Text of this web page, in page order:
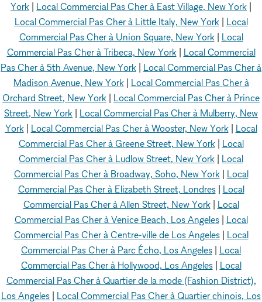
York
Local Commercial Pas Cher à East Village, New York
Local Commercial Pas Cher à Little Italy, New York| Local
Commercial Pas Cher à Union Square, New York| Local
Commercial Pas Cher à Tribeca, New York| Local Commercial
Pas Cher à 5th Avenue, New York
Local Commercial Pas Cher à
Madison Avenue, New York| Local Commercial Pas Cher à
Orchard Street, New York
Local Commercial Pas Cher à Prince
Street, New York
Local Commercial Pas Cher à Mulberry, New
York| Local Commercial Pas Cher à Wooster, New York| Local
Commercial Pas Cher à Greene Street, New York| Local
Commercial Pas Cher à Ludlow Street, New York
Local
Commercial Pas Cher à Broadway, Soho, New York| Local
Commercial Pas Cher à Elizabeth Street, Londres| Local
Commercial Pas Cher à Allen Street, New York| Local
Commercial Pas Cher à Venice Beach, Los Angeles| Local
Commercial Pas Cher à Centre-ville de Los Angeles| Local
Commercial Pas Cher à Parc Écho, Los Angeles
Local
Commercial Pas Cher à Hollywood, Los Angeles| Local
Commercial Pas Cher à Quartier de la mode (Fashion District),
Los Angeles
Local Commercial Pas Cher à Quartier chinois, Los